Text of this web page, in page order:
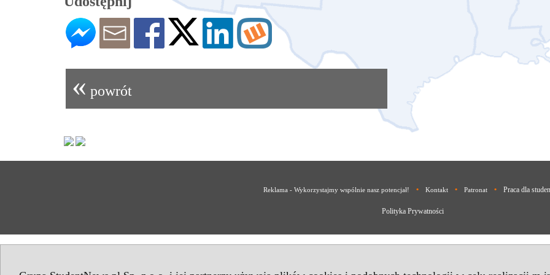
« powrót
Reklama - Wykorzystajmy wspólnie nasz potencjał! • Kontakt • Patronat • Praca dla
Polityka Prywatności